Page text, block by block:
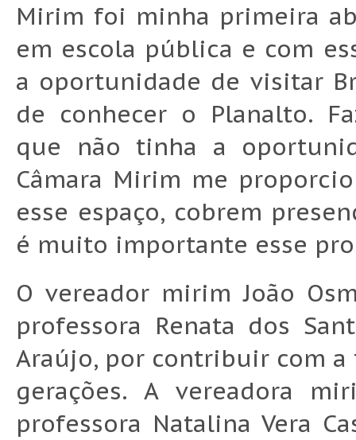
Mirim foi minha primeira
em escola pública e com
a oportunidade de visitar
de conhecer o Planalto.
que não tinha a
Câmara Mirim me
esse espaço, cobrem
é muito importante esse
O vereador mirim João
professora Renata dos
Araújo, por contribuir com
gerações. A vereadora
professora Natalina Vera